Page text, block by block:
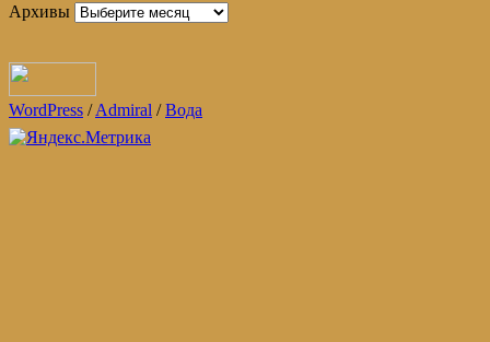
Архивы
WordPress /Admiral /Вода